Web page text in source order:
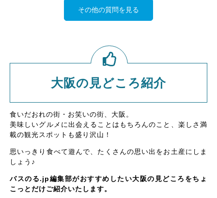
その他の質問を見る
大阪の見どころ紹介
食いだおれの街・お笑いの街、大阪。
美味しいグルメに出会えることはもちろんのこと、楽しさ満
載の観光スポットも盛り沢山！
思いっきり食べて遊んで、たくさんの思い出をお土産にしま
しょう♪
バスのる.jp編集部がおすすめしたい大阪の見どころをちょ
こっとだけご紹介いたします。